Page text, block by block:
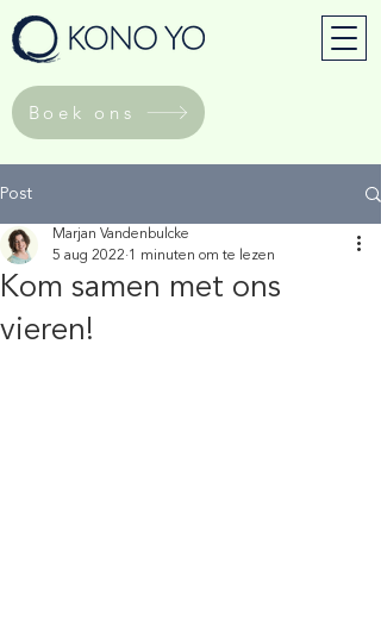
Boek ons
Post
Kom samen met ons
vieren!
Marjan Vandenbulcke
5 aug 2022 1 minuten om te lezen